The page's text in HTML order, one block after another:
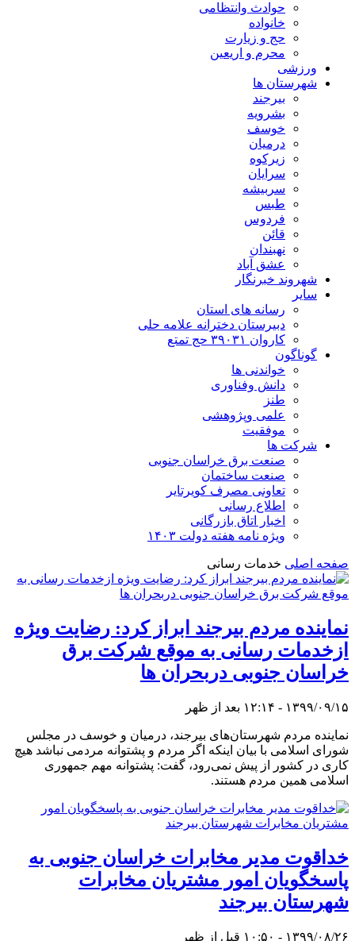
حوادث وانتظامی
خانواده
حج و زیارت
محرم و اریعین
ورزشی
شهرستان ها
بیرجند
بشرویه
خوسف
درمیان
زیرکوه
سرایان
سربیشه
طبس
فردوس
قائن
نهبندان
عشق آباد
شهروند خبرنگار
سایر
رسانه های استان
دبیرستان دخترانه علامه حلی
کاروان ۳۹۰۳۱ حج تمتع
گوناگون
خواندنی ها
دانش وفناوری
طنز
علمی وپژوهشی
موفقیت
شرکت ها
صنعت برق خراسان جنوبی
صنعت ساختمان
تعاونی مصرف کویرتایر
اطلاع رسانی
اخبار اتاق بازرگانی
ویژه نامه هفته دولت ۱۴۰۳
صفحه اصلی خدمات رسانی
نماینده مردم بیرجند ابراز کرد: رضایت ویژه
ازخدمات رسانی به موقع شرکت برق
خراسان جنوبی دربحران ها
۱۳۹۹/۰۹/۱۵ - ۱۲:۱۴ بعد از ظهر
نماینده مردم شهرستان‌های بیرجند، درمیان و خوسف در مجلس
شورای اسلامی با بیان اینکه اگر مردم و پشتوانه مردمی نباشد هیچ
کاری در کشور از پیش نمی‌رود، گفت: پشتوانه مهم جمهوری
اسلامی همین مردم هستند.
خداقوت مدیر مخابرات خراسان جنوبی به
پاسخگویان امور مشتریان مخابرات
شهرستان بیرجند
۱۳۹۹/۰۸/۲۶ - ۱۰:۵۰ قبل از ظهر